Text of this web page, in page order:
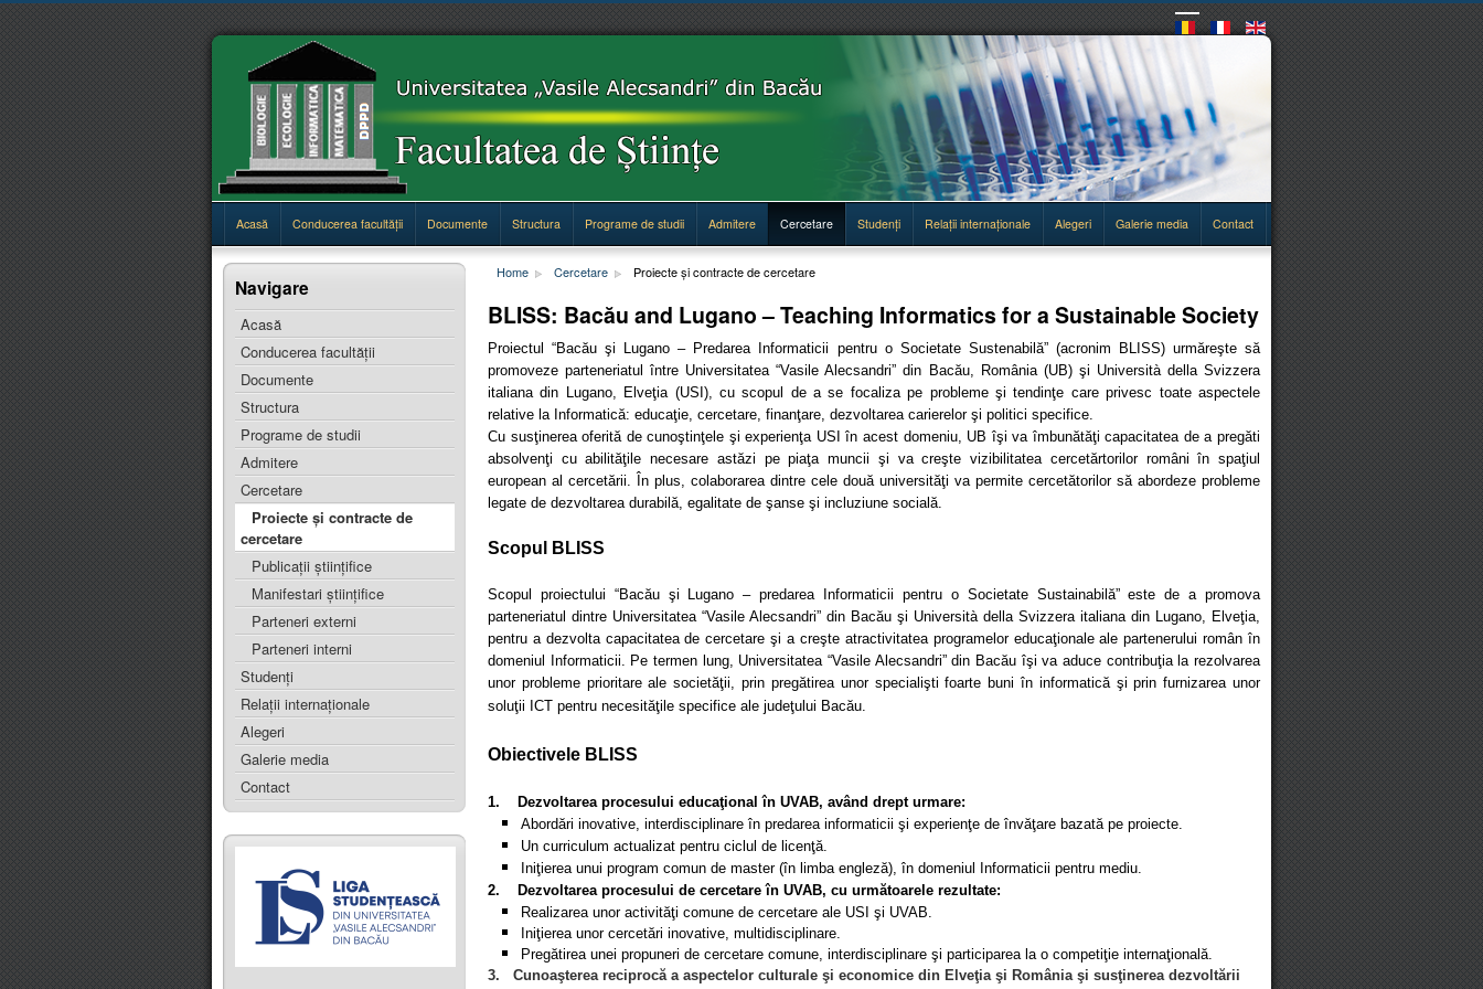
Acasă Conducerea facultăţii Documente Structura Programe de studii Admitere Cercetare Studenți Relații internaționale Alegeri Galerie media Contact
Navigare
Acasă
Conducerea facultăţii
Documente
Structura
Programe de studii
Admitere
Cercetare
Proiecte şi contracte de
cercetare
Publicații științifice
Manifestari științifice
Parteneri externi
Parteneri interni
Studenți
Relații internaționale
Alegeri
Galerie media
Contact
Home Cercetare Proiecte şi contracte de cercetare
BLISS: Bacău and Lugano – Teaching Informatics for a Sustainable Society
Proiectul “Bacău şi Lugano – Predarea Informaticii pentru o Societate Sustenabilă” (acronim BLISS) urmăreşte să
promoveze parteneriatul între Universitatea “Vasile Alecsandri” din Bacău, România (UB) şi Università della Svizzera
italiana din Lugano, Elveţia (USI), cu scopul de a se focaliza pe probleme şi tendinţe care privesc toate aspectele
relative la Informatică: educaţie, cercetare, finanţare, dezvoltarea carierelor şi politici specifice.
Cu susţinerea oferită de cunoştinţele şi experienţa USI în acest domeniu, UB îşi va îmbunătăţi capacitatea de a pregăti
absolvenţi cu abilităţile necesare astăzi pe piaţa muncii şi va creşte vizibilitatea cercetărtorilor români în spaţiul
european al cercetării. În plus, colaborarea dintre cele două universităţi va permite cercetătorilor să abordeze probleme
legate de dezvoltarea durabilă, egalitate de şanse şi incluziune socială.
Scopul BLISS
Scopul proiectului “Bacău şi Lugano – predarea Informaticii pentru o Societate Sustainabilă” este de a promova
parteneriatul dintre Universitatea “Vasile Alecsandri” din Bacău şi Università della Svizzera italiana din Lugano, Elveţia,
pentru a dezvolta capacitatea de cercetare şi a creşte atractivitatea programelor educaţionale ale partenerului român în
domeniul Informaticii. Pe termen lung, Universitatea “Vasile Alecsandri” din Bacău îşi va aduce contribuţia la rezolvarea
unor probleme prioritare ale societăţii, prin pregătirea unor specialişti foarte buni în informatică şi prin furnizarea unor
soluţii ICT pentru necesităţile specifice ale judeţului Bacău.
Obiectivele BLISS
1. Dezvoltarea procesului educaţional în UVAB, având drept urmare:
Abordări inovative, interdisciplinare în predarea informaticii şi experienţe de învăţare bazată pe proiecte.
Un curriculum actualizat pentru ciclul de licenţă.
Iniţierea unui program comun de master (în limba engleză), în domeniul Informaticii pentru mediu.
2. Dezvoltarea procesului de cercetare în UVAB, cu următoarele rezultate:
Realizarea unor activităţi comune de cercetare ale USI şi UVAB.
Iniţierea unor cercetări inovative, multidisciplinare.
Pregătirea unei propuneri de cercetare comune, interdisciplinare şi participarea la o competiţie internaţională.
3.
Cunoaşterea reciprocă a aspectelor culturale şi economice din Elveţia şi România şi susţinerea dezvoltării